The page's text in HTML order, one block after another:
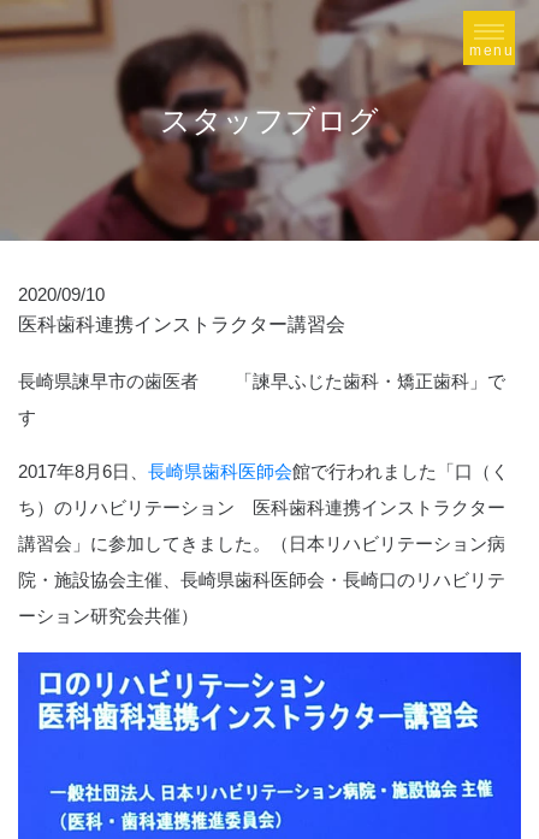
スタッフブログ
2020/09/10
医科歯科連携インストラクター講習会
長崎県諫早市の歯医者 「諫早ふじた歯科・矯正歯科」で
す
2017年8月6日、 長崎県歯科医師会館で行われました「口（く
ち）のリハビリテーション 医科歯科連携インストラクター
講習会」に参加してきました。（日本リハビリテーション病
院・施設協会主催、長崎県歯科医師会・長崎口のリハビリテ
ーション研究会共催）